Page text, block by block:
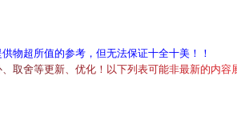
物超所值的参考，但无法保证十全十美！！
、 取舍等更新、 优化 ！ 以下列 表可能非最新的内容